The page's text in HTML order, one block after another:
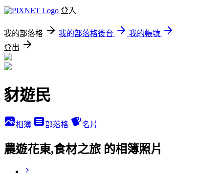
登入
我的部落格 我的部落格後台
我的帳號
登出
豺遊民
相簿 部落格 名片
農遊花東,食材之旅 的相簿照片